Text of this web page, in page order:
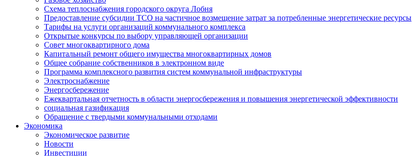
Схема теплоснабжения городского округа Лобня
Предоставление субсидии ТСО на частичное возмещение затрат за потребленные энергетические ресурсы
Тарифы на услуги организаций коммунального комплекса
Открытые конкурсы по выбору управляющей организации
Совет многоквартирного дома
Капитальный ремонт общего имущества многоквартирных домов
Общее собрание собственников в электронном виде
Программа комплексного развития систем коммунальной инфраструктуры
Электроснабжение
Энергосбережение
Ежеквартальная отчетность в области энергосбережения и повышения энергетической эффективности
социальная газификация
Обращение с твердыми коммунальными отходами
Экономика
Экономическое развитие
Новости
Инвестиции